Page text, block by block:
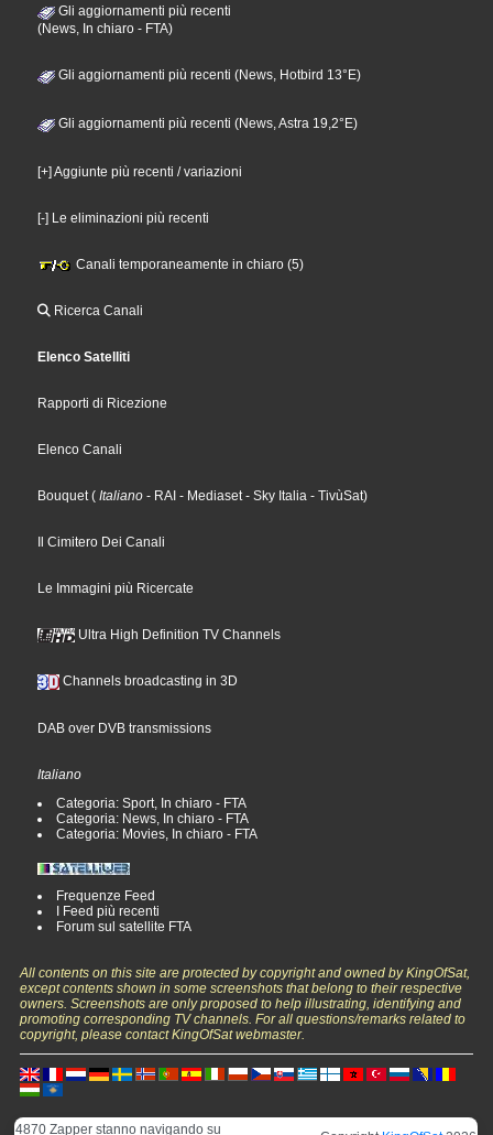
Gli aggiornamenti più recenti
(News, In chiaro - FTA)
Gli aggiornamenti più recenti (News, Hotbird 13°E)
Gli aggiornamenti più recenti (News, Astra 19,2°E)
[+] Aggiunte più recenti / variazioni
[-] Le eliminazioni più recenti
Canali temporaneamente in chiaro (5)
Ricerca Canali
Elenco Satelliti
Rapporti di Ricezione
Elenco Canali
Bouquet( Italiano - RAI - Mediaset- Sky Italia - TivùSat)
Il Cimitero Dei Canali
Le Immagini più Ricercate
Ultra High Definition TV Channels
Channels broadcasting in 3D
DAB over DVB transmissions
Italiano
Categoria: Sport, In chiaro - FTA
Categoria: News, In chiaro - FTA
Categoria: Movies, In chiaro - FTA
Frequenze Feed
I Feed più recenti
Forum sul satellite FTA
All contents on this site are protected by copyright and owned by KingOfSat,
except contents shown in some screenshots that belong to their respective
owners. Screenshots are only proposed to help illustrating, identifying and
promoting corresponding TV channels. For all questions/remarks related to
copyright, please contact KingOfSat webmaster.
4870 Zapper stanno navigando su